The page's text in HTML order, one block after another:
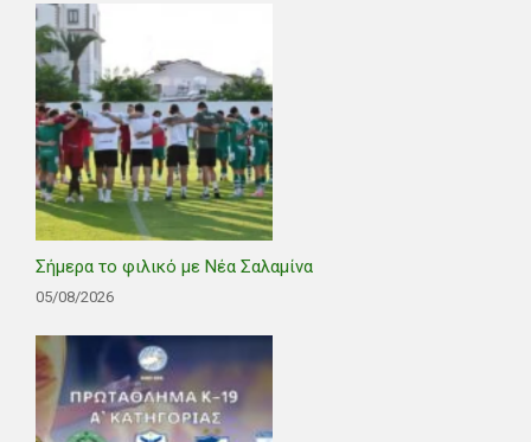
Σήμερα το φιλικό με Νέα Σαλαμίνα
05/08/2026